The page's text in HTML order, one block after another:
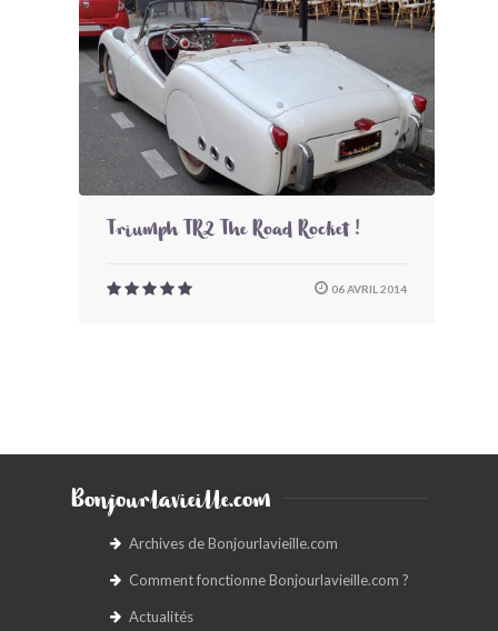
Triumph TR2 The Road Rocket !
06 AVRIL 2014
Bonjourlavieille.com
Archives de Bonjourlavieille.com
Comment fonctionne Bonjourlavieille.com ?
Actualités